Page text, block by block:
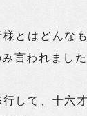
とはどんな
言われました
して、十六